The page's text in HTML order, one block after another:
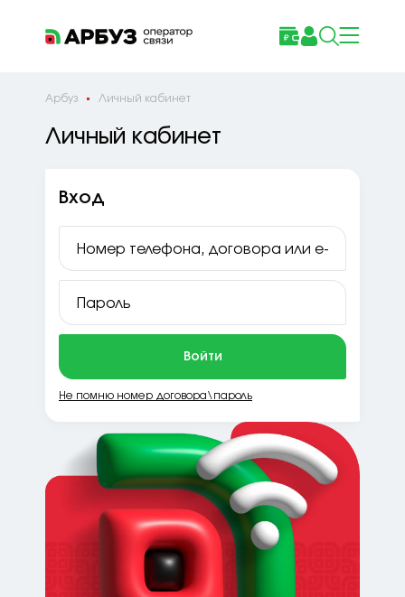
Арбуз Личный кабинет
Личный кабинет
Вход
Войти
Не помню номер договора\пароль